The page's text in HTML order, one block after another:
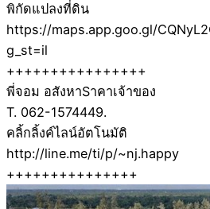
พิกัดแปลงที่ดิน
https://maps.app.goo.gl/
g_st=il
++++++++++++++++
พี่จอม อสังหาSาคาเจ้าของ
T. 062-1574449.
คลิ้กลิ้งค์ไลน์อัตโนมัติ
http://line.me/ti/p/~nj.happy
+++++++++++++++